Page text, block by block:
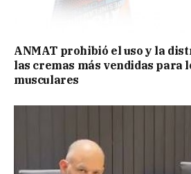
ANMAT prohibió el uso y la
las cremas más vendidas para
musculares